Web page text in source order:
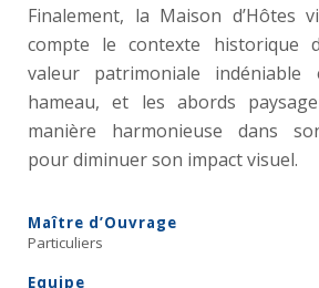
Finalement, la Maison d’Hôtes
compte le contexte historique
valeur patrimoniale
hameau, et les abords
manière harmonieuse dans
pour diminuer son impact visuel.
Maître d’Ouvrage
Particuliers
Equipe